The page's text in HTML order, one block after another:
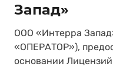
Запад»
ООО «Интерра
«ОПЕРАТОР»),
основании